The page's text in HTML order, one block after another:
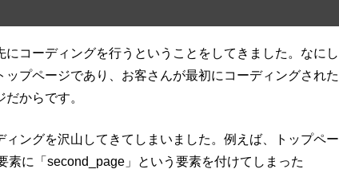
コーディングを行うということをしてきました。なにし
プページであり、お客さんが最初にコーディングされた
からです。
ィングを沢山してきてしまいました。例えば、トップペー
素に「second_page」という要素を付けてしまった